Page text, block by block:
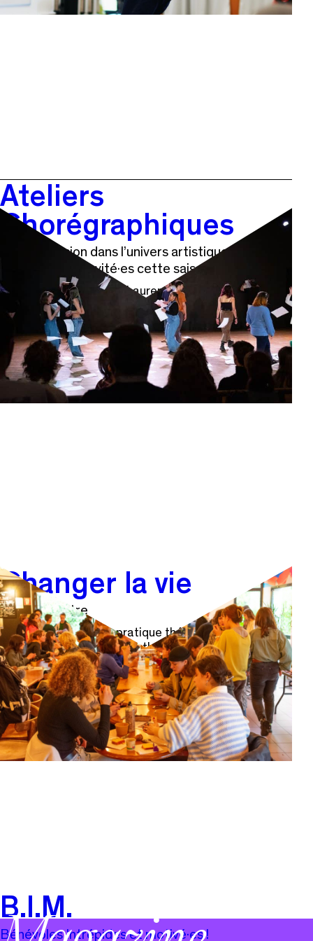
Ateliers
Chorégraphiques
Une immersion dans l’univers artistique des
chorégraphes invité·es cette saison
Avec les chorégraphes Laurent Cebe, Pauline Bigot
et Steven Hervouet et Joachim Maudet.
Tentez d’autres danses !
Changer la vie
Atelier théâtre
Un atelier régulier de pratique théâtrale qui
questionne les liens entre théâtre et politique., avec
le metteur en scène Clément Pascaud.
Payant / Ouvert à tous sur inscription.
Changez de vie !
B.I.M.
Bénévoles Intrépides et motivé·es !